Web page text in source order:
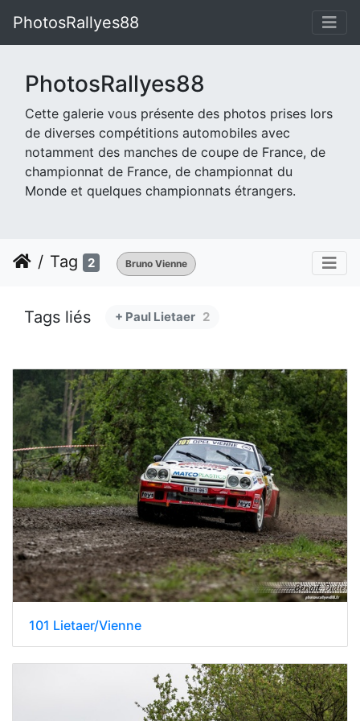
PhotosRallyes88
PhotosRallyes88
Cette galerie vous présente des photos prises lors
de diverses compétitions automobiles avec
notamment des manches de coupe de France, de
championnat de France, de championnat du
Monde et quelques championnats étrangers.
Tag 2 Bruno Vienne
Tags liés + Paul Lietaer 2
101 Lietaer/Vienne